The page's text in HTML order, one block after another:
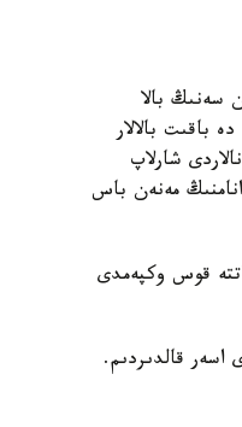
سەنىڭ بالا
باقىت بالالار
شارلاپ
مەنەن باس
قوس وكپەمدى
قالدىردىم.